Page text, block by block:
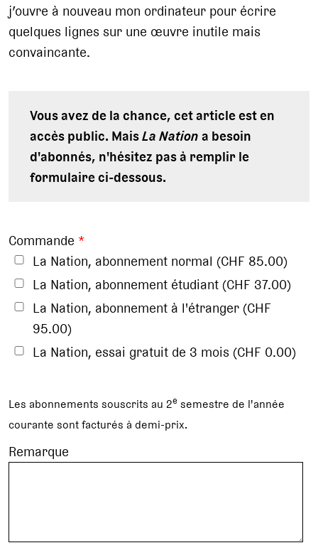
j’ouvre à nouveau mon ordinateur pour écrire
quelques lignes sur une œuvre inutile mais
convaincante.
Vous avez de la chance, cet article est en
accès public. MaisLa Nationa besoin
d'abonnés, n'hésitez pas à remplir le
formulaire ci-dessous.
Commande *
La Nation, abonnement normal (CHF 85.00)
La Nation, abonnement étudiant (CHF 37.00)
La Nation, abonnement à l'étranger (CHF
95.00)
La Nation, essai gratuit de 3 mois (CHF 0.00)
Les abonnements souscrits au 2e semestre de l'année
courante sont facturés à demi-prix.
Remarque